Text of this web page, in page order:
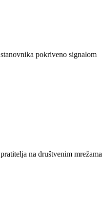
stanovnika pokriveno signalom
pratitelja na društvenim mrežama